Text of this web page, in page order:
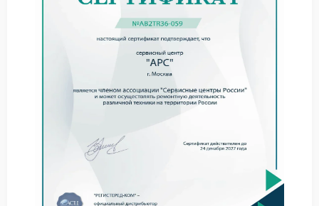
При подобных признаках не стоит продолжать
активную эксплуатацию устройства. Изношенные
компоненты способны привести к более серьезным
Что можно сделать
Перед обращением к мастеру стоит убедиться в
исправности кабелей и подключений. Также
перезапустить ИБП APC на несколько минут.